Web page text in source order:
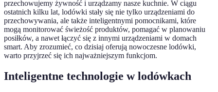
przechowujemy żywność i urządzamy nasze kuchnie. W ciągu
ostatnich kilku lat, lodówki stały się nie tylko urządzeniami do
przechowywania, ale także inteligentnymi pomocnikami, które
mogą monitorować świeżość produktów, pomagać w planowaniu
posiłków, a nawet łączyć się z innymi urządzeniami w domach
smart. Aby zrozumieć, co dzisiaj oferują nowoczesne lodówki,
warto przyjrzeć się ich najważniejszym funkcjom.
Inteligentne technologie w lodówkach